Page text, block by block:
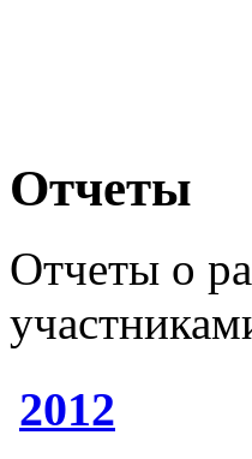
Отчеты
Отчеты о
2012